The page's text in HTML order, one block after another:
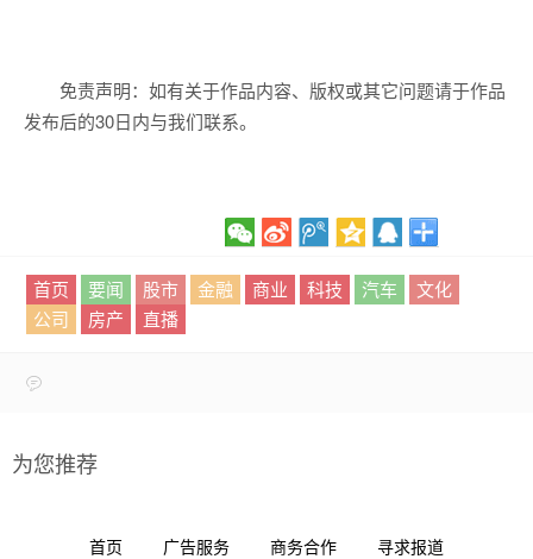
免责声明：如有关于作品内容、版权或其它问题请于作品
发布后的30日内与我们联系。
首页 要闻 股市 金融 商业 科技 汽车
文化
公司
房产 直播
为您推荐
首页 广告服务 商务合作 寻求报道